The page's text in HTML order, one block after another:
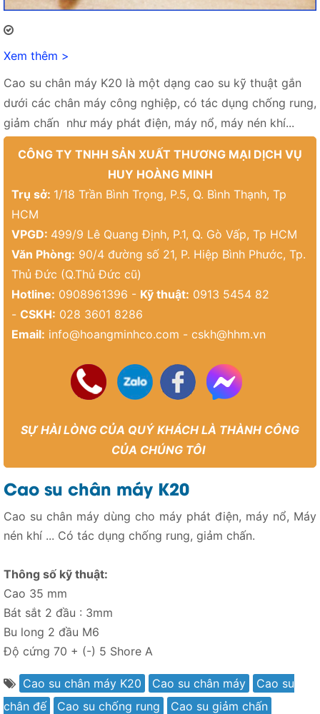
Xem thêm >
Cao su chân máy K20 là một dạng cao su kỹ thuật gắn
dưới các chân máy công nghiệp, có tác dụng chống rung,
giảm chấn như máy phát điện, máy nổ, máy nén khí...
CÔNG TY TNHH SẢN XUẤT THƯƠNG MẠI DỊCH VỤ
HUY HOÀNG MINH
Trụ sở: 1/18 Trần Bình Trọng, P.5, Q. Bình Thạnh, Tp
HCM
VPGD: 499/9 Lê Quang Định, P.1, Q. Gò Vấp, Tp HCM
Văn Phòng: 90/4 đường số 21, P. Hiệp Bình Phước, Tp.
Thủ Đức (Q.Thủ Đức cũ)
Hotline: 0908961396 - Kỹ thuật: 0913 5454 82
- CSKH: 028 3601 8286
Email: info@hoangminhco.com - cskh@hhm.vn
SỰ HÀI LÒNG CỦA QUÝ KHÁCH LÀ THÀNH CÔNG
CỦA CHÚNG TÔI
Cao su chân máy K20
Cao su chân máy dùng cho máy phát điện, máy nổ, Máy
nén khí ... Có tác dụng chống rung, giảm chấn.
Thông số kỹ thuật:
Cao 35 mm
Bát sắt 2 đầu : 3mm
Bu long 2 đầu M6
Độ cứng 70 + (-) 5 Shore A
Cao su chân máy K20 Cao su chân máy
Cao su
chân đế
Cao su chống rung Cao su giảm chấn